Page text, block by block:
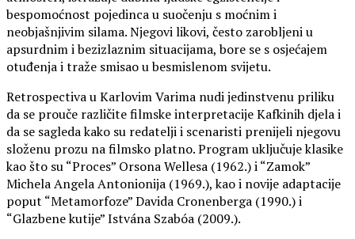
bespomoćnost pojedinca u suočenju s moćnim i
neobjašnjivim silama. Njegovi likovi, često zarobljeni u
apsurdnim i bezizlaznim situacijama, bore se s osjećajem
otuđenja i traže smisao u besmislenom svijetu.
Retrospectiva u Karlovim Varima nudi jedinstvenu priliku
da se prouče različite filmske interpretacije Kafkinih djela i
da se sagleda kako su redatelji i scenaristi prenijeli njegovu
složenu prozu na filmsko platno. Program uključuje klasike
kao što su “Proces” Orsona Wellesa (1962.) i “Zamok”
Michela Angela Antonionija (1969.), kao i novije adaptacije
poput “Metamorfoze” Davida Cronenberga (1990.) i
“Glazbene kutije” Istvána Szabóa (2009.).